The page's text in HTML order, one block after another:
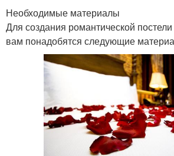
Необходимые материалы
Для создания романтической
вам понадобятся следующие